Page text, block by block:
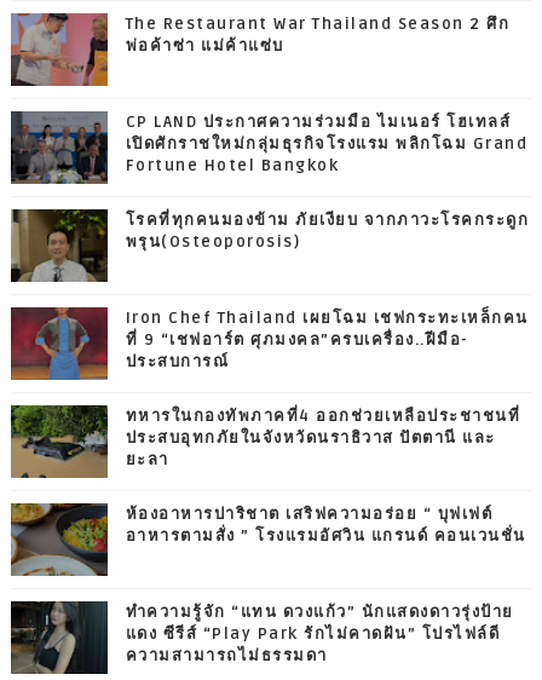
The Restaurant War Thailand Season 2 ศึก
พ่อค้าซ่า แม่ค้าแซ่บ
CP LAND ประกาศความร่วมมือ ไมเนอร์ โฮเทลส์
เปิดศักราชใหม่กลุ่มธุรกิจโรงแรม พลิกโฉม Grand
Fortune Hotel Bangkok
โรคที่ทุกคนมองข้าม ภัยเงียบ จากภาวะโรคกระดูก
พรุน(Osteoporosis)
Iron Chef Thailand เผยโฉม เชฟกระทะเหล็กคน
ที่ 9 “เชฟอาร์ต ศุภมงคล”ครบเครื่อง..ฝีมือ-
ประสบการณ์
ทหารในกองทัพภาคที่4 ออกช่วยเหลือประชาชนที่
ประสบอุทกภัยในจังหวัดนราธิวาส ปัตตานี และ
ยะลา
ห้องอาหารปาริชาต เสริฟความอร่อย “ บุฟเฟต์
อาหารตามสั่ง ” โรงแรมอัศวิน แกรนด์ คอนเวนชั่น
ทำความรู้จัก “แทน ดวงแก้ว” นักแสดงดาวรุ่งป้าย
แดง ซีรีส์ “Play Park รักไม่คาดฝัน” โปรไฟล์ดี
ความสามารถไม่ธรรมดา